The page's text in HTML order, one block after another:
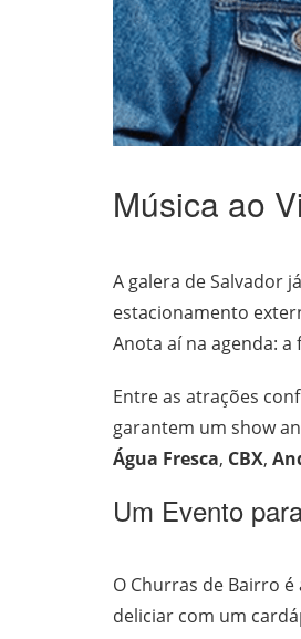
Música ao
A galera de Salvador
estacionamento
Anota aí na agenda: a
Entre as atrações
garantem um show
Água Fresca, CBX,
Um Evento
O Churras de Bairro
deliciar com um